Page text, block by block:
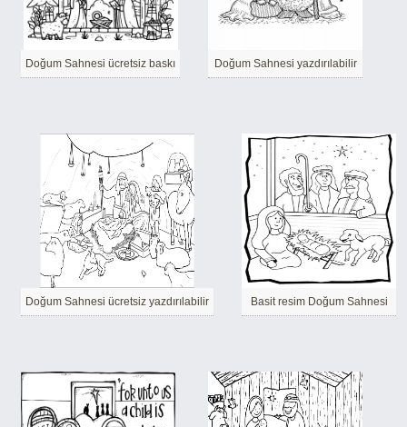
Doğum Sahnesi ücretsiz baskı Doğum Sahnesi yazdırılabilir
Doğum Sahnesi ücretsiz yazdırılabilir Basit resim Doğum Sahnesi